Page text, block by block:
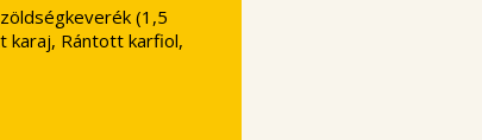
(1,5
karaj, Rántott karfiol,